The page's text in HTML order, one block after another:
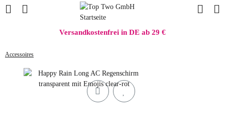
Versandkostenfrei in DE ab 29 €
Accessoires